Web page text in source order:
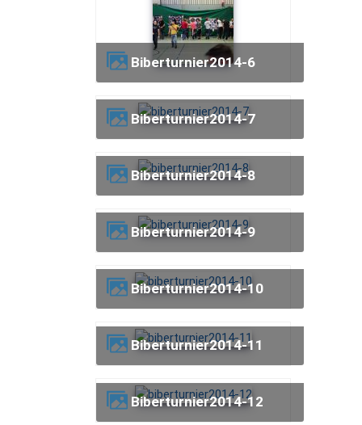
biberturnier2014-6
biberturnier2014-7
biberturnier2014-8
biberturnier2014-9
biberturnier2014-10
biberturnier2014-11
biberturnier2014-12